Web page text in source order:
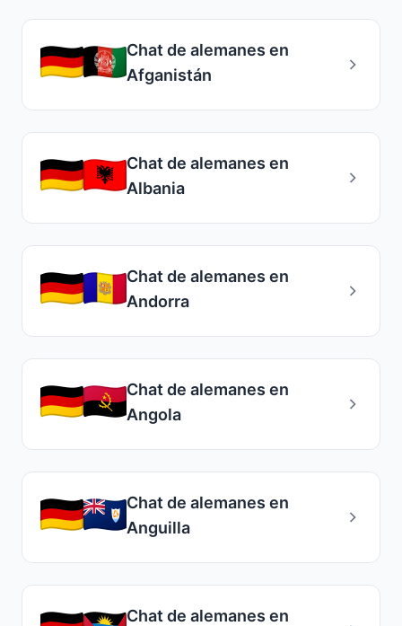
Chat de alemanes en
Afganistán
Chat de alemanes en
Albania
Chat de alemanes en
Andorra
Chat de alemanes en
Angola
Chat de alemanes en
Anguilla
Chat de alemanes en